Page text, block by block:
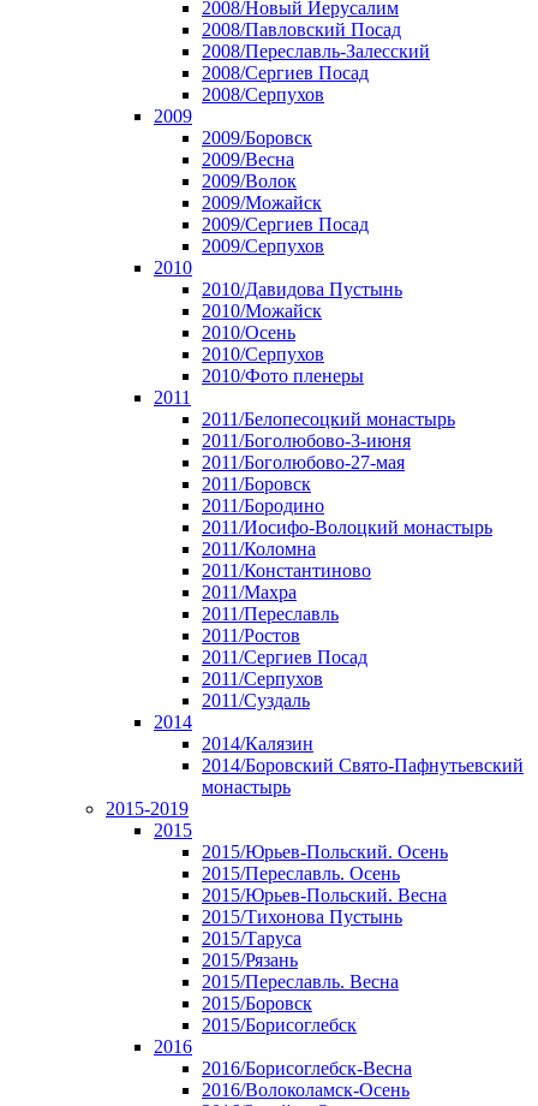
2008/Новый Иерусалим
2008/Павловский Посад
2008/Переславль-Залесский
2008/Сергиев Посад
2008/Серпухов
2009
2009/Боровск
2009/Весна
2009/Волок
2009/Можайск
2009/Сергиев Посад
2009/Серпухов
2010
2010/Давидова Пустынь
2010/Можайск
2010/Осень
2010/Серпухов
2010/Фото пленеры
2011
2011/Белопесоцкий монастырь
2011/Боголюбово-3-июня
2011/Боголюбово-27-мая
2011/Боровск
2011/Бородино
2011/Иосифо-Волоцкий монастырь
2011/Коломна
2011/Константиново
2011/Махра
2011/Переславль
2011/Ростов
2011/Сергиев Посад
2011/Серпухов
2011/Суздаль
2014
2014/Калязин
2014/Боровский Свято-Пафнутьевский
монастырь
2015-2019
2015
2015/Юрьев-Польский. Осень
2015/Переславль. Осень
2015/Юрьев-Польский. Весна
2015/Тихонова Пустынь
2015/Таруса
2015/Рязань
2015/Переславль. Весна
2015/Боровск
2015/Борисоглебск
2016
2016/Борисоглебск-Весна
2016/Волоколамск-Осень